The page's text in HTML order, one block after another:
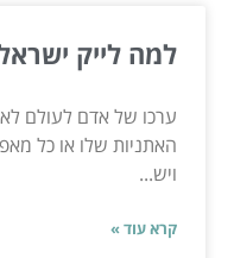
למה לייק
ערכו של אדם לעולם
האתניות שלו או כל
ויש...
קרא עוד »